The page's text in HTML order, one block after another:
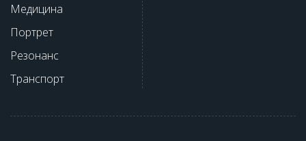
Медицина
Портрет
Резонанс
Транспорт